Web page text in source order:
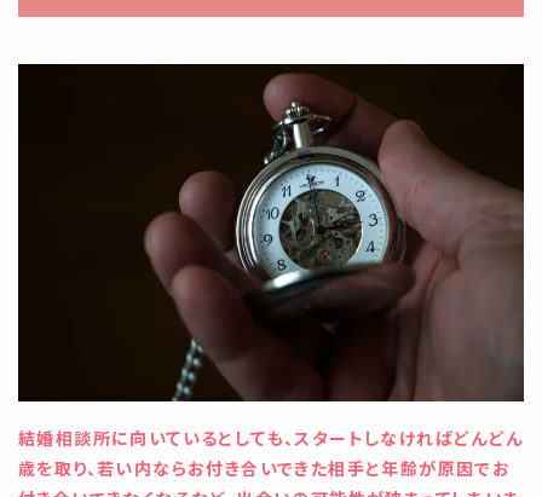
結婚相談所に向いているとしても、スタートしなければどんどん
歳を取り、若い内ならお付き合いできた相手と年齢が原因でお